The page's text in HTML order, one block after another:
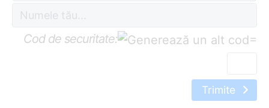
Cod de securitate: =
Trimite